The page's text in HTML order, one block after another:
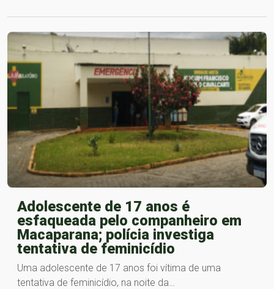
Adolescente de 17 anos é
esfaqueada pelo companheiro em
Macaparana; polícia investiga
tentativa de feminicídio
Uma adolescente de 17 anos foi vítima de uma
tentativa de feminicídio, na noite da…